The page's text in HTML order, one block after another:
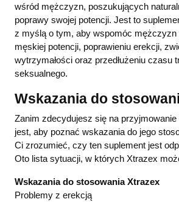
wśród mężczyzn, poszukujących
poprawy swojej potencji. Jest to
z myślą o tym, aby wspomóc mężczyzn
męskiej potencji, poprawieniu erekcji,
wytrzymałości oraz przedłużeniu czasu
seksualnego.
Wskazania do
Zanim zdecydujesz się na
jest, aby poznać wskazania do jego
Ci zrozumieć, czy ten suplement jest
Oto lista sytuacji, w których Xtrazex
Wskazania do stosowania Xtrazex
Problemy z erekcją